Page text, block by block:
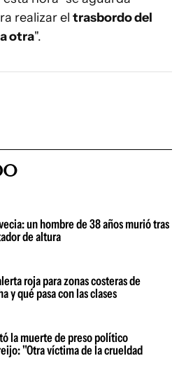
realizar el trasbordo del
otra".
un hombre de 38 años murió tras
de altura
roja para zonas costeras de
y qué pasa con las clases
la muerte de preso político
"Otra víctima de la crueldad